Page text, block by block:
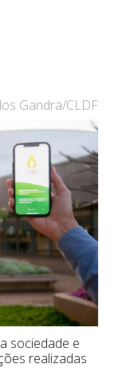
Gandra/CLDF
sociedade e
realizadas